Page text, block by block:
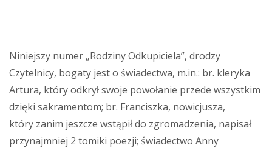
Niniejszy numer „Rodziny Odkupiciela”, drodzy
Czytelnicy, bogaty jest o świadectwa, m.in.: br. kleryka
Artura, który odkrył swoje powołanie przede wszystkim
dzięki sakramentom; br. Franciszka, nowicjusza,
który zanim jeszcze wstąpił do zgromadzenia, napisał
przynajmniej 2 tomiki poezji; świadectwo Anny